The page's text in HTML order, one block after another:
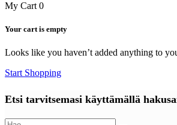
My Cart 0
Your cart is empty
Looks like you haven’t added anything to
Start Shopping
Etsi tarvitsemasi käyttämällä